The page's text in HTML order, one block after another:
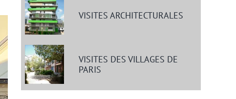
VISITES ARCHITECTURALES
VISITES DES VILLAGES DE
PARIS